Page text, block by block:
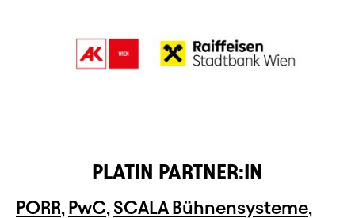
PLATIN PARTNER:IN
PORR,PwC,SCALA Bühnensysteme,